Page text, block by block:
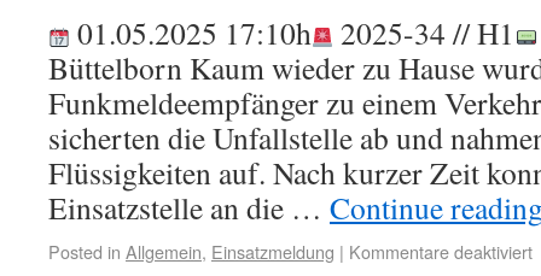
01.05.2025 17:10h 2025-34 // H1
Büttelborn Kaum wieder zu Hause
Funkmeldeempfänger zu einem
sicherten die Unfallstelle ab und
Flüssigkeiten auf. Nach kurzer Zeit
Einsatzstelle an die … Continue
Posted in Allgemein, Einsatzmeldung | Kommentare deaktiviert